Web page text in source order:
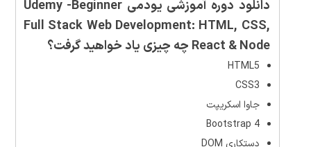
دانلود دوره آموزشی یودمی Udemy -Beginner
Full Stack Web Development: HTML, CSS,
React & Node چه چیزی یاد خواهید گرفت؟
HTML5
CSS3
جاوا اسکریپت
Bootstrap 4
دستکاری DOM